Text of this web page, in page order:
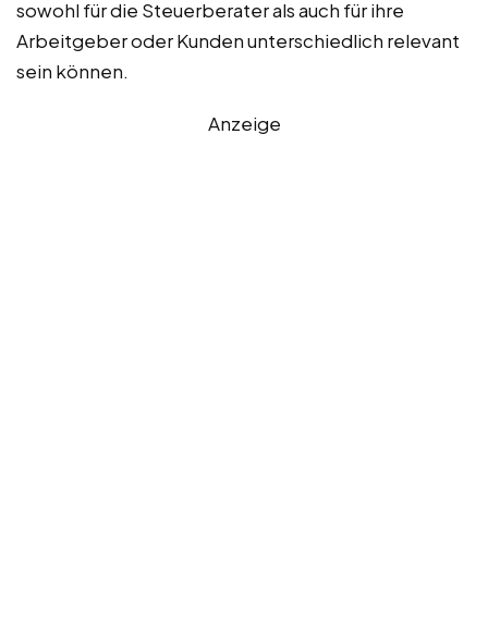
sowohl für die Steuerberater als auch für ihre
Arbeitgeber oder Kunden unterschiedlich relevant
sein können.
Anzeige